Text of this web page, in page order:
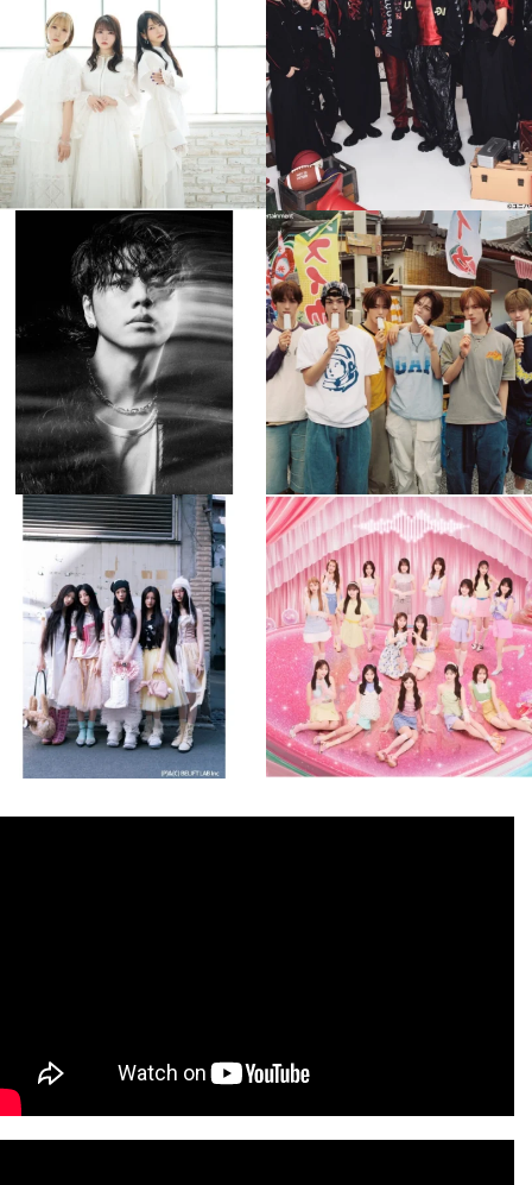
8月 4
4 0
8月 4
4 0
musicjapantv
💡8月特番放送決定！
...
8月 4
305 0
musicjapantv
💡8月特番放送決定！
...
8月 4
5 0
musicjapantv
💡8月特番放送決定！
8月 4
2 0
musicjapantv
💡8月特番放送決定！
...
8月 4
2 0